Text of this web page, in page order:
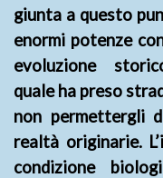
giunta a questo
enormi potenze
evoluzione
quale ha preso
non permettergli
realtà originarie.
condizione